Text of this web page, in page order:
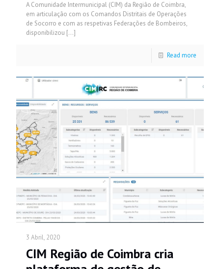
A Comunidade Intermunicipal (CIM) da Região de Coimbra,
em articulação com os Comandos Distritais de Operações
de Socorro e com as respetivas Federações de Bombeiros,
disponibilizou […]
Read more
3 Abril, 2020
CIM Região de Coimbra cria